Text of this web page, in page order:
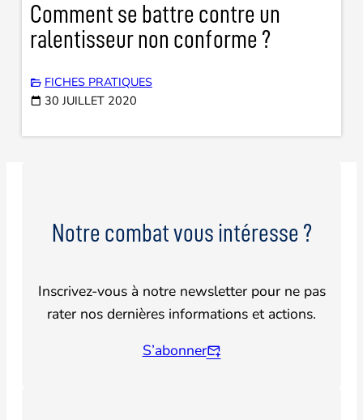
Comment se battre contre un
ralentisseur non conforme ?
FICHES PRATIQUES
30 JUILLET 2020
Notre combat vous intéresse ?
Inscrivez-vous à notre newsletter pour ne pas
rater nos dernières informations et actions.
S’abonner